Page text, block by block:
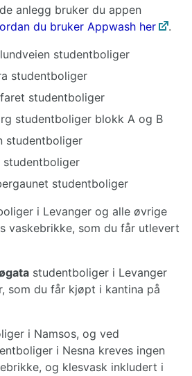
anlegg bruker du appen
du bruker Appwash her
.
studentboliger
studentboliger
studentboliger
studentboliger blokk A og B
studentboliger
studentboliger
studentboliger
i Levanger og alle øvrige
vaskebrikke, som du får utlevert
studentboliger i Levanger
som du får kjøpt i kantina på
i Namsos, og ved
i Nesna kreves ingen
og klesvask inkludert i